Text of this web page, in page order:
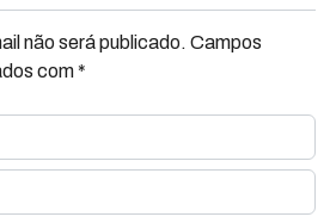
não será publicado. Campos
com *